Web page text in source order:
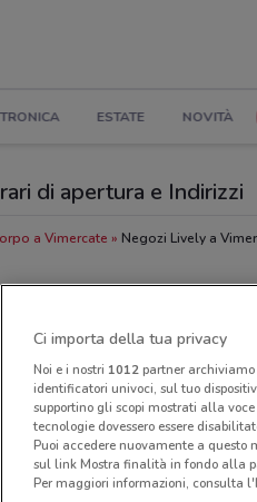
ESTATE NOVITÀ
di apertura e Indirizzi
a Vimercate Negozi Lively a
Ci importa della tua privacy
Noi e i nostri 1012partner
identificatori univoci, sul tuo
supportino gli scopi mostrati alla
tecnologie dovessero essere
Puoi accedere nuovamente a questo
sul link Mostra finalità in fondo alla
Per maggiori informazioni, consulta